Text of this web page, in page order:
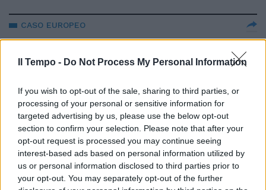
Il Tempo - Do Not Process My Personal Information
If you wish to opt-out of the sale, sharing to third parties, or
processing of your personal or sensitive information for
targeted advertising by us, please use the below opt-out
section to confirm your selection. Please note that after your
opt-out request is processed you may continue seeing
interest-based ads based on personal information utilized by
us or personal information disclosed to third parties prior to
your opt-out. You may separately opt-out of the further
CASO EUROPEO
Vaccino, bomba di Burioni sulle
dosi non acquistate: qualcuno
dovrà risponderne
FUNZIONA
"Riducono mortalità e ricoveri".
Ecco il cocktail di anticorpi
monoclonali: ci salverà dal
Covid?